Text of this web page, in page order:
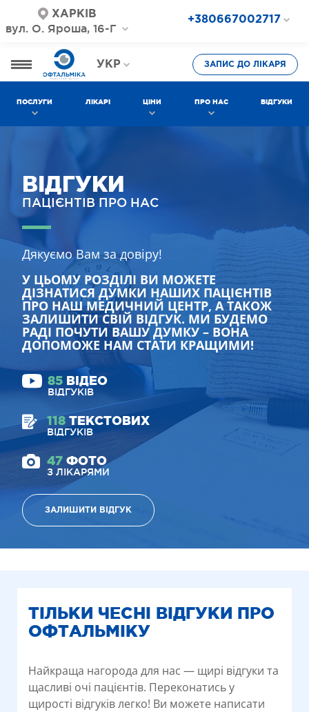
ХАРКІВ
вул. О. Яроша, 16-Г
+380667002717
+380577002717
УКР
РОС
ЗАПИС ДО ЛІКАРЯ
ПОСЛУГИ ЛІКАРІ ЦІНИ ПРО НАС ВІДГУКИ
ВІДГУКИ
ПАЦІЄНТІВ ПРО НАС
Дякуємо Вам за довіру!
У ЦЬОМУ РОЗДІЛІ ВИ МОЖЕТЕ
ДІЗНАТИСЯ ДУМКИ НАШИХ ПАЦІЄНТІВ
ПРО НАШ МЕДИЧНИЙ ЦЕНТР, А ТАКОЖ
ЗАЛИШИТИ СВІЙ ВІДГУК. МИ БУДЕМО
РАДІ ПОЧУТИ ВАШУ ДУМКУ – ВОНА
ДОПОМОЖЕ НАМ СТАТИ КРАЩИМИ!
85 ВІДЕО
ВІДГУКІВ
118 ТЕКСТОВИХ
ВІДГУКІВ
47 ФОТО
З ЛІКАРЯМИ
ЗАЛИШИТИ ВІДГУК
ТІЛЬКИ ЧЕСНІ ВІДГУКИ ПРО
ОФТАЛЬМІКУ
Найкраща нагорода для нас — щирі відгуки та
щасливі очі пацієнтів. Переконатись у
щирості відгуків легко! Ви можете написати